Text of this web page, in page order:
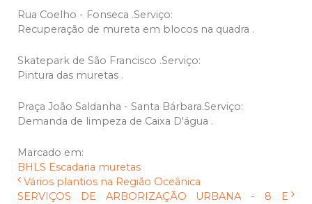
Rua Coelho - Fonseca .Serviço:
Recuperação de mureta em blocos na quadra .
Skatepark de São Francisco .Serviço:
Pintura das muretas .
Praça João Saldanha - Santa Bárbara.Serviço:
Demanda de limpeza de Caixa D'água .
Marcado em:
BHLS Escadaria muretas
Vários plantios na Região Oceânica
SERVIÇOS DE ARBORIZAÇÃO URBANA - 8 E